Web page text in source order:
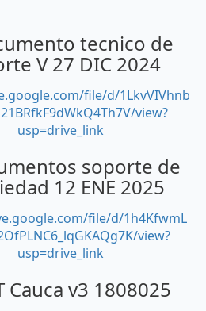
tecnico de
V 27 DIC 2024
file/d/1LkvVIVhnb
view?
usp=drive_link
soporte de
12 ENE 2025
file/d/1h4KfwmL
view?
usp=drive_link
Cauca v3 1808025